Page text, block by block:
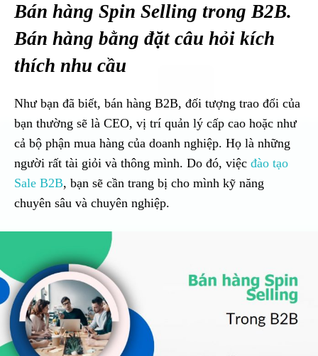
Bán hàng Spin Selling trong B2B.
Bán hàng bằng đặt câu hỏi kích
thích nhu cầu
Như bạn đã biết, bán hàng B2B, đối tượng trao đổi của
bạn thường sẽ là CEO, vị trí quản lý cấp cao hoặc như
cả bộ phận mua hàng của doanh nghiệp. Họ là những
người rất tài giỏi và thông mình. Do đó, việc đào tạo
Sale B2B, bạn sẽ cần trang bị cho mình kỹ năng
chuyên sâu và chuyên nghiệp.